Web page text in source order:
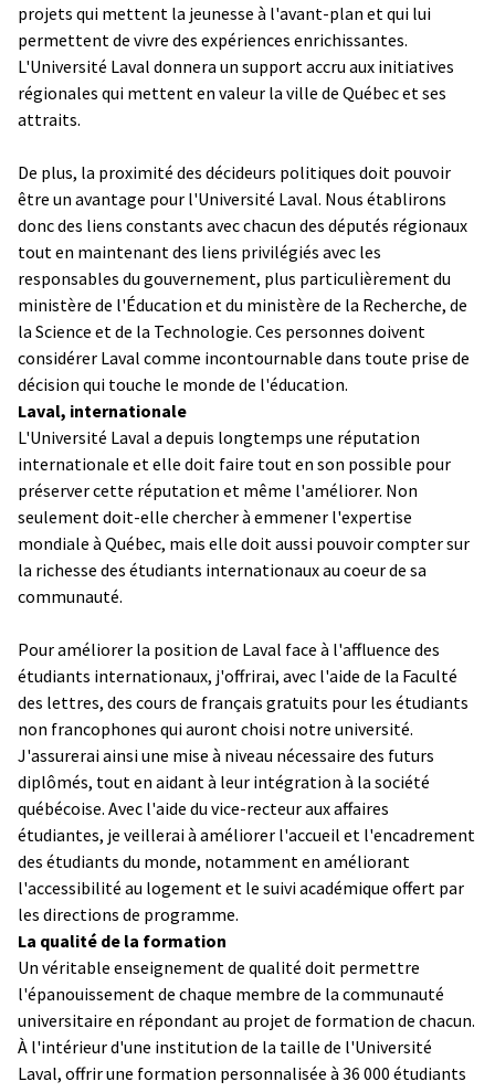
projets qui mettent la jeunesse à l'avant-plan et qui lui
permettent de vivre des expériences enrichissantes.
L'Université Laval donnera un support accru aux initiatives
régionales qui mettent en valeur la ville de Québec et ses
attraits.
De plus, la proximité des décideurs politiques doit pouvoir
être un avantage pour l'Université Laval. Nous établirons
donc des liens constants avec chacun des députés régionaux
tout en maintenant des liens privilégiés avec les
responsables du gouvernement, plus particulièrement du
ministère de l'Éducation et du ministère de la Recherche, de
la Science et de la Technologie. Ces personnes doivent
considérer Laval comme incontournable dans toute prise de
décision qui touche le monde de l'éducation.
Laval, internationale
L'Université Laval a depuis longtemps une réputation
internationale et elle doit faire tout en son possible pour
préserver cette réputation et même l'améliorer. Non
seulement doit-elle chercher à emmener l'expertise
mondiale à Québec, mais elle doit aussi pouvoir compter sur
la richesse des étudiants internationaux au coeur de sa
communauté.
Pour améliorer la position de Laval face à l'affluence des
étudiants internationaux, j'offrirai, avec l'aide de la Faculté
des lettres, des cours de français gratuits pour les étudiants
non francophones qui auront choisi notre université.
J'assurerai ainsi une mise à niveau nécessaire des futurs
diplômés, tout en aidant à leur intégration à la société
québécoise. Avec l'aide du vice-recteur aux affaires
étudiantes, je veillerai à améliorer l'accueil et l'encadrement
des étudiants du monde, notamment en améliorant
l'accessibilité au logement et le suivi académique offert par
les directions de programme.
La qualité de la formation
Un véritable enseignement de qualité doit permettre
l'épanouissement de chaque membre de la communauté
universitaire en répondant au projet de formation de chacun.
À l'intérieur d'une institution de la taille de l'Université
Laval, offrir une formation personnalisée à 36 000 étudiants